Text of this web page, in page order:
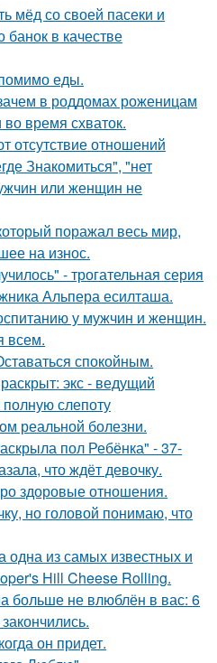
мёд со своей пасеки и
в качестве
еды.
в роддомах роженицам
время схваток.
отсутствие отношений
Знакомиться", "нет
или женщин не
поражал весь мир,
на износ.
- трогательная серия
Альпера есилташа.
у мужчин и женщин.
всем.
спокойным.
экс - ведущий
полную слепоту
реальной болезни.
пол Ребёнка" - 37-
что ждёт девочку.
здоровые отношения.
но головой понимаю, что
одна из самых известных и
Hill Cheese Rolling.
больше не влюблён в вас: 6
он придет.